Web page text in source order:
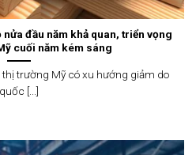
đầu năm khả quan, triển vọng
cuối năm kém sáng
trường Mỹ có xu hướng giảm do
quốc [...]